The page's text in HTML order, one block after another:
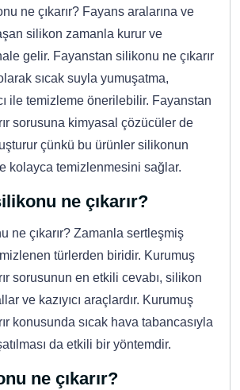
ne çıkarır? Fayans aralarına ve
silikon zamanla kurur ve
gelir. Fayanstan silikonu ne çıkarır
sıcak suyla yumuşatma,
ile temizleme önerilebilir. Fayanstan
sorusuna kimyasal çözücüler de
çünkü bu ürünler silikonun
kolayca temizlenmesini sağlar.
ne çıkarır?
ne çıkarır? Zamanla sertleşmiş
türlerden biridir. Kurumuş
sorusunun en etkili cevabı, silikon
ve kazıyıcı araçlardır. Kurumuş
konusunda sıcak hava tabancasıyla
da etkili bir yöntemdir.
ne çıkarır?